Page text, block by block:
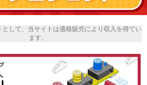
して、当サイトは適格販売により収入を得てい
ます。